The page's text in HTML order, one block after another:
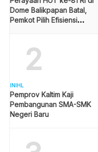
Dome Balikpapan Batal,
Pemkot Pilih Efisiensi
2
INIHL
Pemprov Kaltim Kaji
Pembangunan SMA-SMK
Negeri Baru